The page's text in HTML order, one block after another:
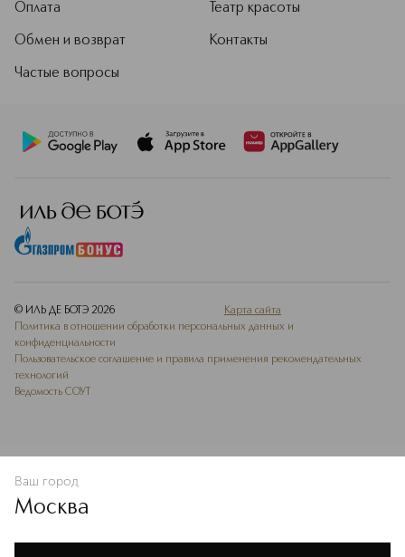
В КОРЗИНУ
Оплата
Обмен и возврат
Частые вопросы
Театр красоты
Контакты
© ИЛЬ ДЕ БОТЭ 2026
Карта сайта
Политика в отношении обработки персональных данных и
конфиденциальности
Пользовательское соглашение и правила применения рекомендательных
технологий
Ведомость СОУТ
Ваш город
Москва